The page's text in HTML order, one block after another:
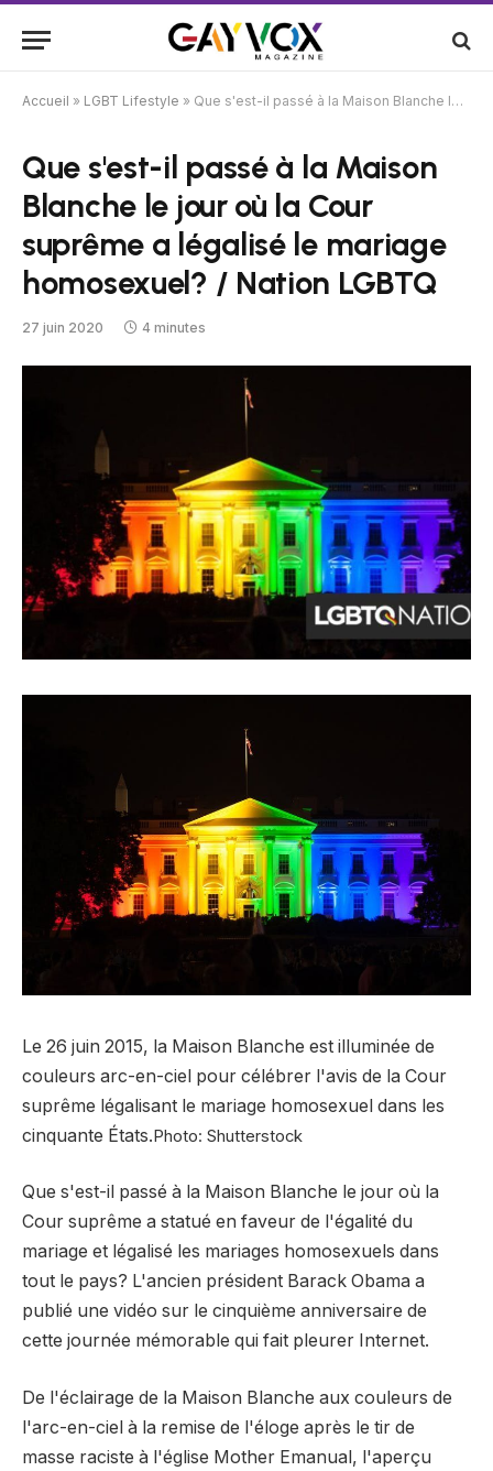
Accueil » LGBT Lifestyle » Que s'est-il passé à la Maison Blanche le jour où la Cour suprême a légalisé le mariage homosexuel? / Nation LGBTQ
Que s'est-il passé à la Maison
Blanche le jour où la Cour
suprême a légalisé le mariage
homosexuel? / Nation LGBTQ
27 juin 2020 4 minutes
Le 26 juin 2015, la Maison Blanche est illuminée de
couleurs arc-en-ciel pour célébrer l'avis de la Cour
suprême légalisant le mariage homosexuel dans les
cinquante États.Photo: Shutterstock
Que s'est-il passé à la Maison Blanche le jour où la
Cour suprême a statué en faveur de l'égalité du
mariage et légalisé les mariages homosexuels dans
tout le pays? L'ancien président Barack Obama a
publié une vidéo sur le cinquième anniversaire de
cette journée mémorable qui fait pleurer Internet.
De l'éclairage de la Maison Blanche aux couleurs de
l'arc-en-ciel à la remise de l'éloge après le tir de
masse raciste à l'église Mother Emanual, l'aperçu